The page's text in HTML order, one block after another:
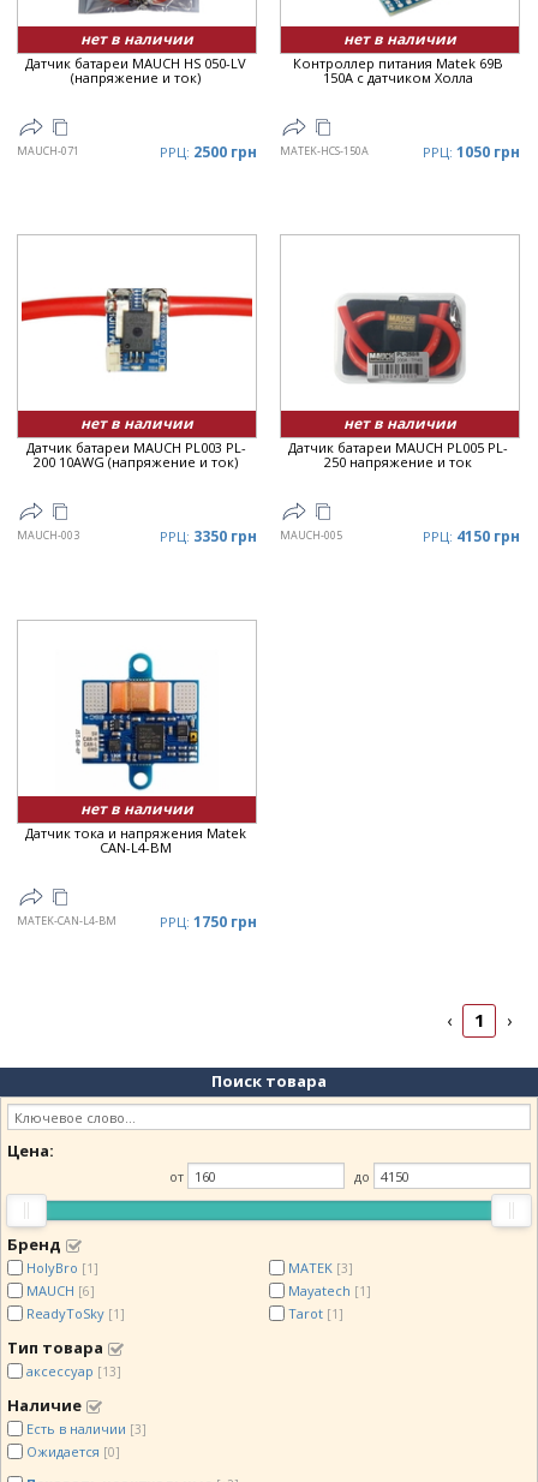
нет в наличии
Датчик батареи MAUCH HS 050-LV
(напряжение и ток)
MAUCH-071 РРЦ: 2500 грн
нет в наличии
Контроллер питания Matek 69В
150A с датчиком Холла
MATEK-HCS-150A РРЦ: 1050 грн
нет в наличии
Датчик батареи MAUCH PL003 PL-
200 10AWG (напряжение и ток)
MAUCH-003 РРЦ: 3350 грн
нет в наличии
Датчик батареи MAUCH PL005 PL-
250 напряжение и ток
MAUCH-005 РРЦ: 4150 грн
нет в наличии
Датчик тока и напряжения Matek
CAN-L4-BM
MATEK-CAN-L4-BM РРЦ: 1750 грн
‹ 1 ›
Поиск товара
Цена:
от до
Бренд
HolyBro [1] MATEK [3]
MAUCH [6] Mayatech [1]
ReadyToSky [1] Tarot [1]
Тип товара
аксессуар [13]
Наличие
Есть в наличии [3]
Ожидается [0]